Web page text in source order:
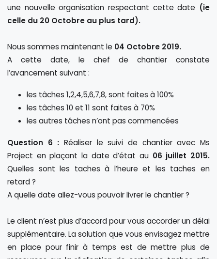
une nouvelle organisation respectant cette date (ie
celle du 20 Octobre au plus tard).
Nous sommes maintenant le 04 Octobre 2019.
A cette date, le chef de chantier constate
l’avancement suivant :
les tâches 1,2,4,5,6,7,8, sont faites à 100%
les tâches 10 et 11 sont faites à 70%
les autres tâches n’ont pas commencées
Question 6 : Réaliser le suivi de chantier avec Ms
Project en plaçant la date d’état au 06 juillet 2015.
Quelles sont les taches à l’heure et les taches en
retard ?
A quelle date allez-vous pouvoir livrer le chantier ?
Le client n’est plus d’accord pour vous accorder un délai
supplémentaire. La solution que vous envisagez mettre
en place pour finir à temps est de mettre plus de